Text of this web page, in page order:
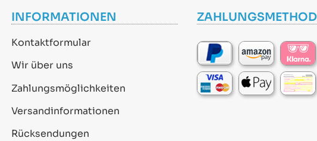
INFORMATIONEN
Kontaktformular
Wir über uns
Zahlungsmöglichkeiten
Versandinformationen
Rücksendungen